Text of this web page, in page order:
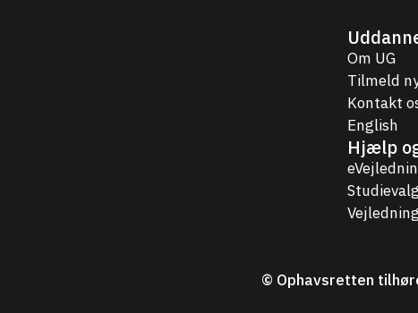
Om UG
Tilmeld
Kontakt
English
Hjælp
© Ophavsretten